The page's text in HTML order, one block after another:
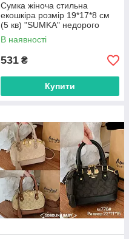
Сумка жіноча стильна
екошкіра розмір 19*17*8 см
(5 кв) "SUMKA" недорого
гуртом від прямого
постачальника
В наявності
531 ₴
Купити